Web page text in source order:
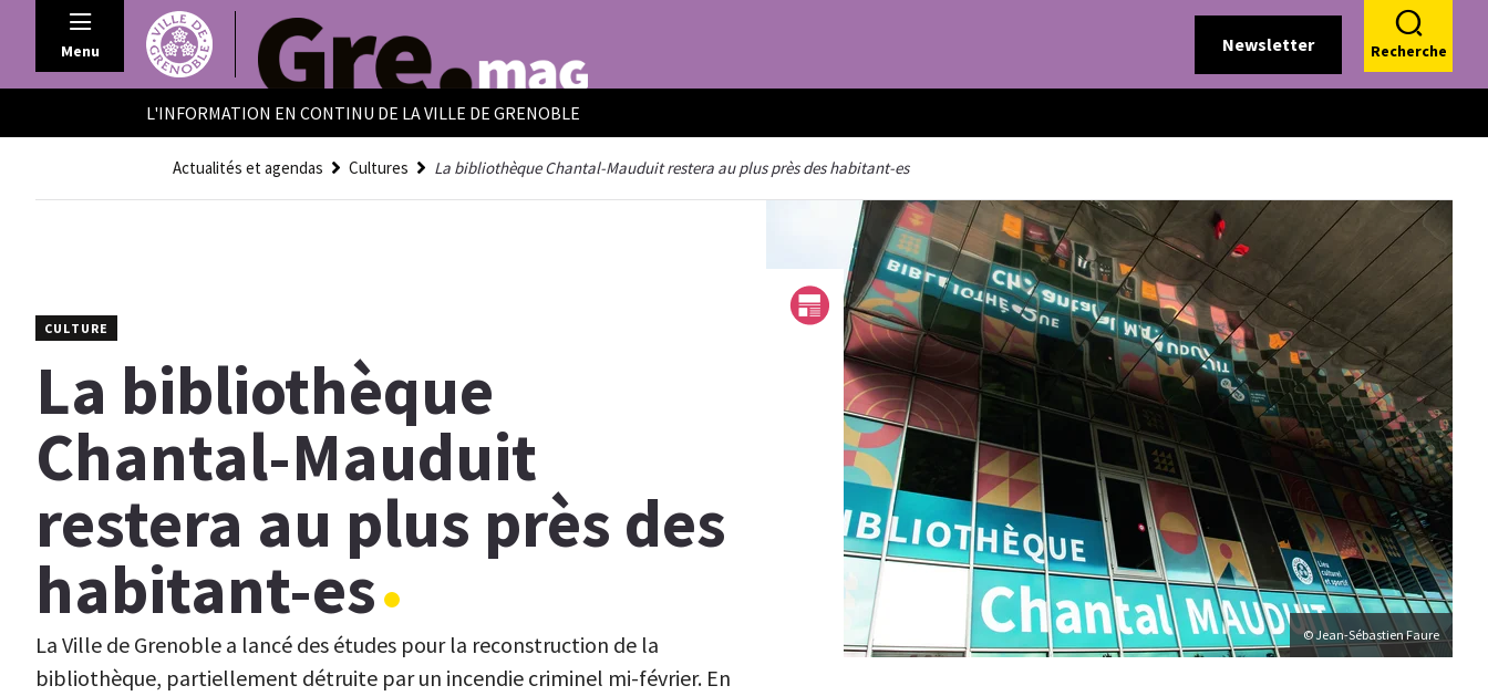
Panneau de gestion des cookies
Menu Newsletter Recherche
L'INFORMATION EN CONTINU DE LA VILLE DE GRENOBLE
Actualités et agendas Cultures La bibliothèque Chantal-Mauduit restera au plus près des habitant-es
© Jean-Sébastien Faure
La bibliothèque
Chantal-Mauduit
restera au plus près des
habitant-es
La Ville de Grenoble a lancé des études pour la reconstruction de la
bibliothèque, partiellement détruite par un incendie criminel mi-février. En
CULTURE